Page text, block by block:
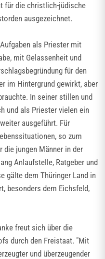
für die christlich-jüdische
ausgezeichnet.
als Priester mit
mit Gelassenheit und
für den
im Hintergrund gewirkt, aber
In seiner stillen und
und als Priester vielen ein
ausgeführt. Für
so zum
die jungen Männer in der
Anlaufstelle, Ratgeber und
gälte dem Thüringer Land in
besonders dem Eichsfeld,
freut sich über die
durch den Freistaat. "Mit
und überzeugender